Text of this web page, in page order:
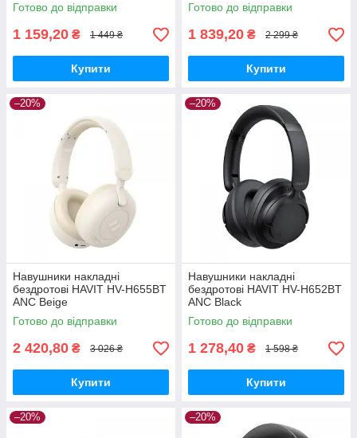
Готово до відправки
1 159,20 ₴ 1 449 ₴
Купити
Готово до відправки
1 839,20 ₴ 2 299 ₴
Купити
–20%
Навушники накладні
бездротові HAVIT HV-H655BT
ANC Beige
Готово до відправки
2 420,80 ₴ 3 026 ₴
Купити
–20%
Навушники накладні
бездротові HAVIT HV-H652BT
ANC Black
Готово до відправки
1 278,40 ₴ 1 598 ₴
Купити
–20% –20%